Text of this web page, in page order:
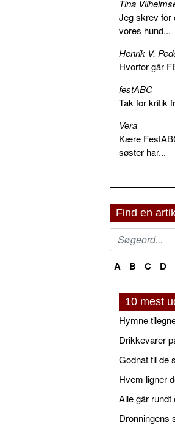
Tina
Jeg skrev for
vores hund...
Henrik V.
Hvorfor går
festABC
Tak for kritik
Vera
Kære
søster har...
Find en
A B C D
10 mest
Drikkevarer
Godnat til de
Hvem ligner
Alle går
Dronningens